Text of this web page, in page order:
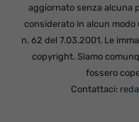
aggiornato senza alcuna
considerato in alcun modo
n. 62 del 7.03.2001. Le
copyright. Siamo
fossero
Contattaci: